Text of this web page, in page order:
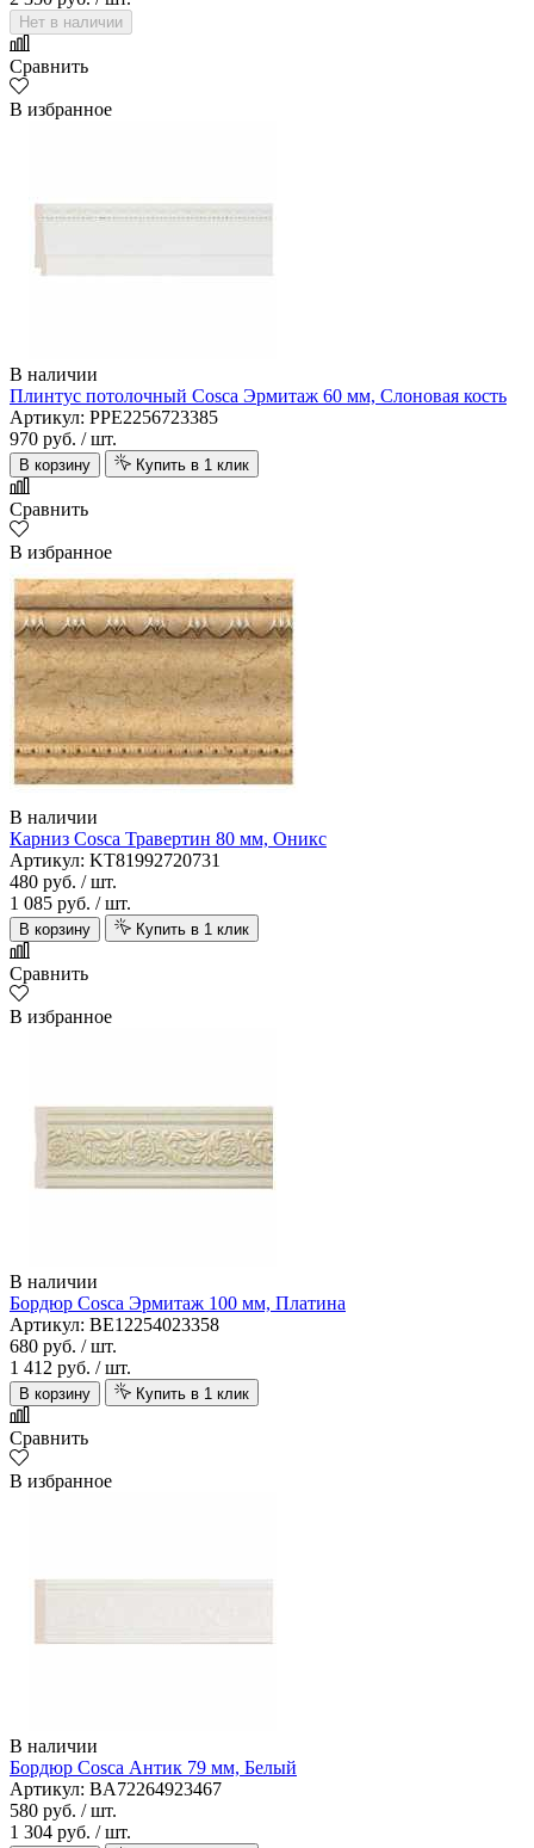
Нет в наличии
Сравнить
В избранное
В наличии
Плинтус потолочный Cosca Эрмитаж 60 мм, Слоновая кость
Артикул: PPE2256723385
970 руб. / шт.
В корзину Купить в 1 клик
Сравнить
В избранное
В наличии
Карниз Cosca Травертин 80 мм, Оникс
Артикул: KT81992720731
480 руб. / шт.
1 085 руб. / шт.
В корзину Купить в 1 клик
Сравнить
В избранное
В наличии
Бордюр Cosca Эрмитаж 100 мм, Платина
Артикул: BE12254023358
680 руб. / шт.
1 412 руб. / шт.
В корзину Купить в 1 клик
Сравнить
В избранное
В наличии
Бордюр Cosca Антик 79 мм, Белый
Артикул: BA72264923467
580 руб. / шт.
1 304 руб. / шт.